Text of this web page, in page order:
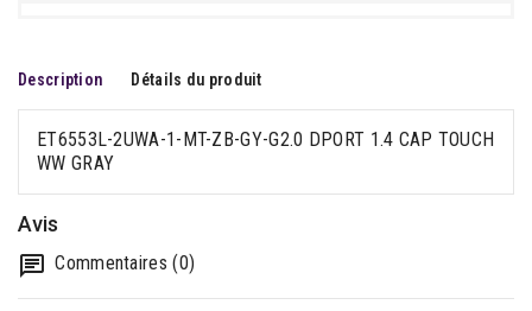
Description Détails du produit
ET6553L-2UWA-1-MT-ZB-GY-G2.0 DPORT 1.4 CAP TOUCH
WW GRAY
Avis
Commentaires (0)